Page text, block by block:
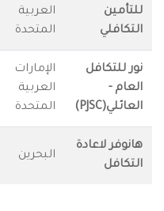
للتأمين
التكافلي
العربية
المتحدة
نور للتكافل
العام -
العائلي(PJSC)
الإمارات
العربية
المتحدة
هانوفر لاعادة
التكافل
البحرين